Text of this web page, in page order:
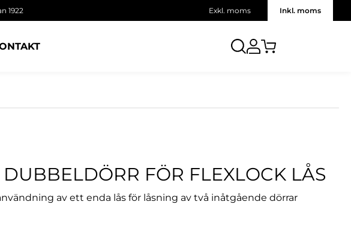
1922 Exkl. moms Inkl. moms
FÖR FLEXLOCK LÅS
av ett enda lås för låsning av två inåtgående dörrar